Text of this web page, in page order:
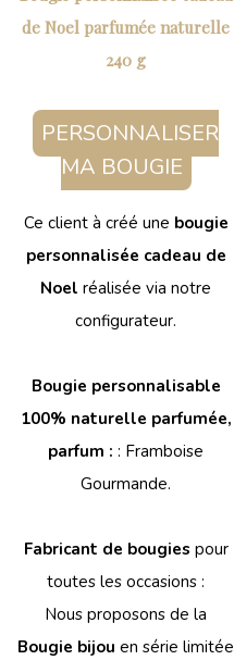
de Noel parfumée naturelle
240 g
PERSONNALISER
MA BOUGIE
Ce client à créé une bougie
personnalisée cadeau de
Noelréalisée via notre
configurateur.
Bougie personnalisable
100% naturelle parfumée,
parfum :: Framboise
Gourmande.
Fabricant de bougies pour
toutes les occasions :
Nous proposons de la
Bougie bijou en série limitée